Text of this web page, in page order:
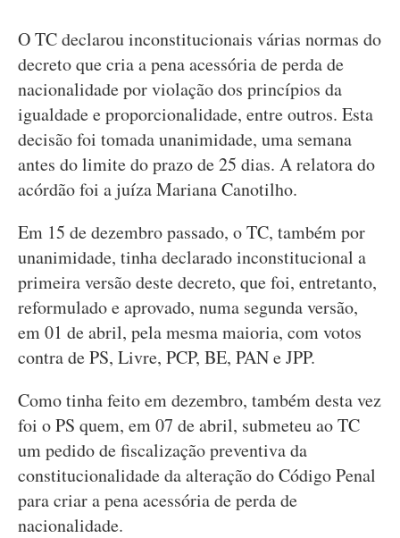
O TC declarou inconstitucionais várias normas do
decreto que cria a pena acessória de perda de
nacionalidade por violação dos princípios da
igualdade e proporcionalidade, entre outros. Esta
decisão foi tomada unanimidade, uma semana
antes do limite do prazo de 25 dias. A relatora do
acórdão foi a juíza Mariana Canotilho.
Em 15 de dezembro passado, o TC, também por
unanimidade, tinha declarado inconstitucional a
primeira versão deste decreto, que foi, entretanto,
reformulado e aprovado, numa segunda versão,
em 01 de abril, pela mesma maioria, com votos
contra de PS, Livre, PCP, BE, PAN e JPP.
Como tinha feito em dezembro, também desta vez
foi o PS quem, em 07 de abril, submeteu ao TC
um pedido de fiscalização preventiva da
constitucionalidade da alteração do Código Penal
para criar a pena acessória de perda de
nacionalidade.